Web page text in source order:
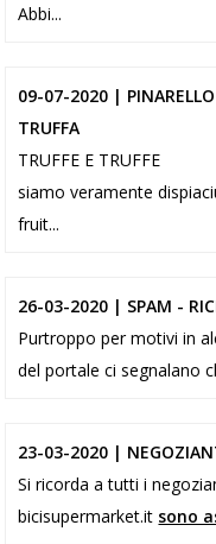
Abbi...
09-07-2020 |
TRUFFA
TRUFFE E TRUFFE
siamo veramente
fruit...
26-03-2020 | SPAM -
Purtroppo per motivi in
del portale ci segnalano
23-03-2020 |
Si ricorda a tutti i
bicisupermarket.it sono